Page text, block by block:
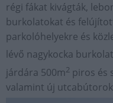
régi fákat kivágták,
burkolatokat és
parkolóhelyekre és
lévő nagykocka
járdára 500m2 piros és
valamint új